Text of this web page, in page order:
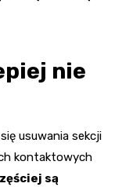
nie
usuwania sekcji
kontaktowych
są